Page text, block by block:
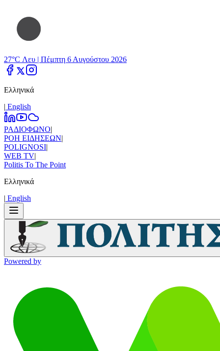
27°C Λευ | Πέμπτη 6 Αυγούστου 2026
Ελληνικά
| Εnglish
ΡΑΔΙΟΦΩΝΟ|
ΡΟΗ ΕΙΔΗΣΕΩΝ|
POLIGNOSI|
WEB TV|
Politis To The Point
Ελληνικά
| Εnglish
Powered by